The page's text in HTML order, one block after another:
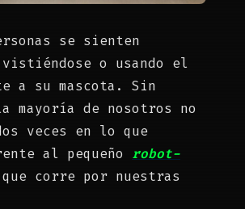
se sienten
vistiéndose o usando el
a su mascota. Sin
mayoría de nosotros no
veces en lo que
al pequeño
robot-
que corre por nuestras